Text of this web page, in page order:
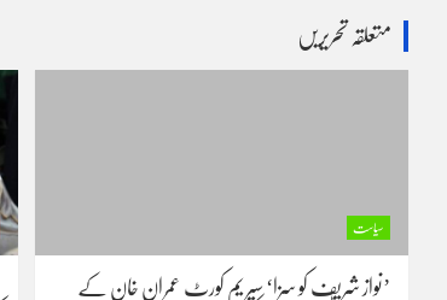
متعلقہ تحریریں
سیاست
’نواز شریف کو سزا‘ سپریم کورٹ عمران خان کے